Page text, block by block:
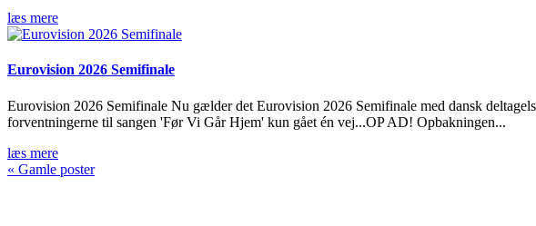
læs mere
Eurovision 2026 Semifinale
Eurovision 2026 Semifinale Nu gælder det Eurovision 2026 Semifinale med dansk
forventningerne til sangen 'Før Vi Går Hjem' kun gået én vej...OP AD! Opbakningen...
læs mere
« Gamle poster